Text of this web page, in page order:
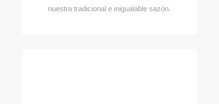
nuestra tradicional e inigualable sazón.